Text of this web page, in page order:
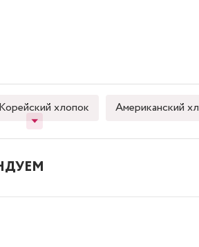
Корейский хлопок Американский